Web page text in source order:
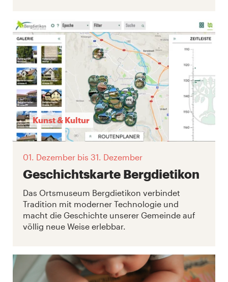
Kunst & Kultur
01. Dezember bis 31. Dezember
Geschichtskarte Bergdietikon
Das Ortsmuseum Bergdietikon verbindet
Tradition mit moderner Technologie und
macht die Geschichte unserer Gemeinde auf
völlig neue Weise erlebbar.